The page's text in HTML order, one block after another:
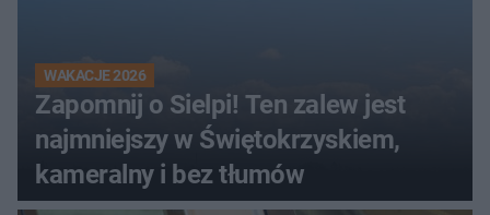
WAKACJE 2026
Zapomnij o Sielpi! Ten zalew jest
najmniejszy w Świętokrzyskiem,
kameralny i bez tłumów